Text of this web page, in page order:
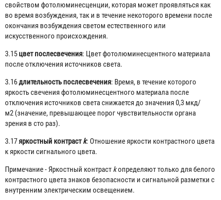
свойством фотолюминесценции, которая может проявляться как
во время возбуждения, так и в течение некоторого времени после
окончания возбуждения светом естественного или
искусственного происхождения.
3.15 цвет послесвечения: Цвет фотолюминесцентного материала
после отключения источников света.
3.16длительность послесвечения: Время, в течение которого
яркость свечения фотолюминесцентного материала после
отключения источников света снижается до значения 0,3 мкд/
м2 (значение, превышающее порог чувствительности органа
зрения в сто раз).
3.17яркостный контраст k: Отношение яркости контрастного цвета
к яркости сигнального цвета.
Примечание - Яркостный контраст kопределяют только для белого
контрастного цвета знаков безопасности и сигнальной разметки с
внутренним электрическим освещением.